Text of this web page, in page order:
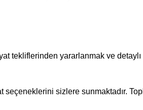
tekliflerinden yararlanmak ve
sizlere sunmaktadır.